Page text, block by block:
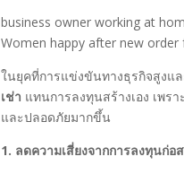
business owner working at
Women happy after new
ในยุคที่การแข่งขันทางธุรกิจสูงแ
เช่า แทนการลงทุนสร้างเอง เพ
และปลอดภัยมากขึ้น
1. ลดความเสี่ยงจากการลงทุนก่อ